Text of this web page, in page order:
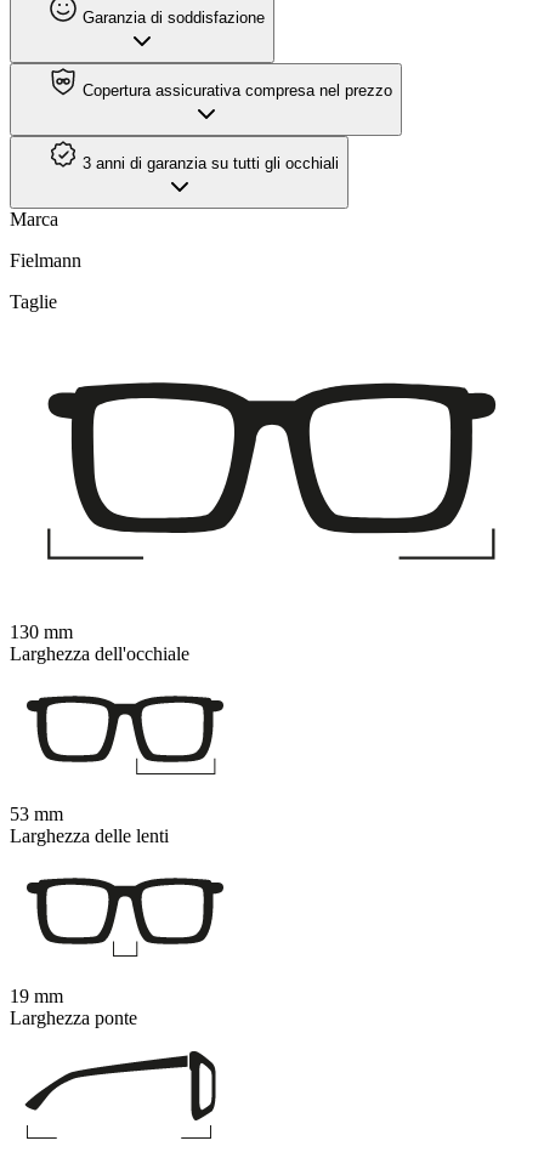
Garanzia di soddisfazione
Copertura assicurativa compresa nel prezzo
3 anni di garanzia su tutti gli occhiali
Marca
Fielmann
Taglie
130 mm
Larghezza dell'occhiale
53 mm
Larghezza delle lenti
19 mm
Larghezza ponte